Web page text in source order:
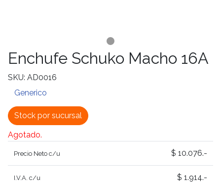
Enchufe Schuko Macho 16A
SKU: AD0016
Generico
Stock por sucursal
Agotado.
Precio Neto c/u $ 10.076.-
I.V.A. c/u $ 1.914.-